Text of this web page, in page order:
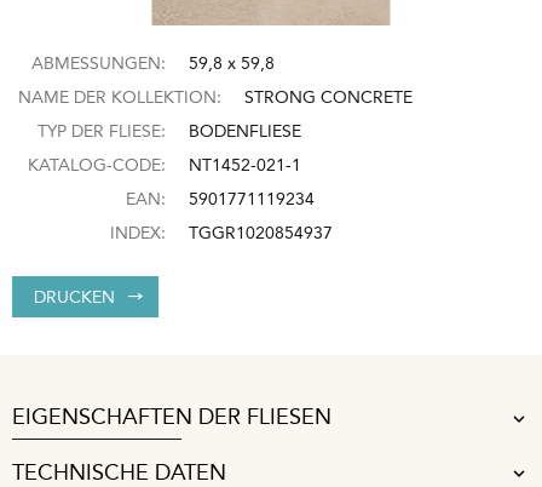
ABMESSUNGEN:
59,8 x 59,8
NAME DER KOLLEKTION:
STRONG CONCRETE
TYP DER FLIESE:
BODENFLIESE
KATALOG-CODE:
NT1452-021-1
EAN:
5901771119234
INDEX:
TGGR1020854937
DRUCKEN
EIGENSCHAFTEN DER FLIESEN
TECHNISCHE DATEN